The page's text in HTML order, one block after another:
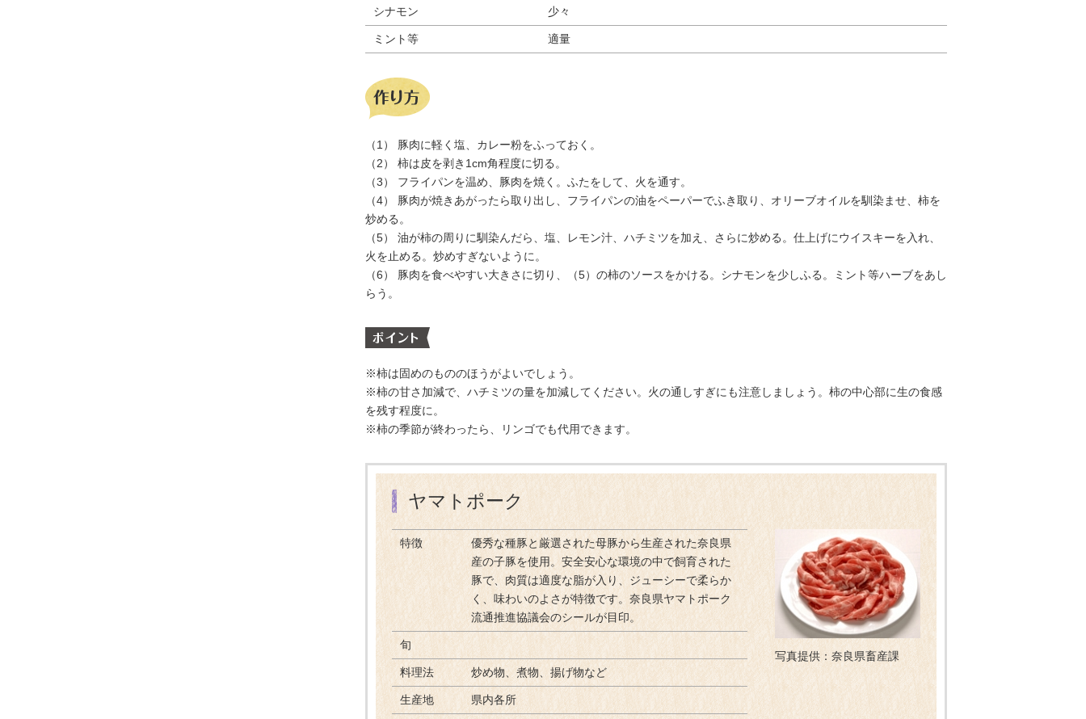
シナモン 少々
ミント等 適量
（1） 豚肉に軽く塩、カレー粉をふっておく。
（2） 柿は皮を剥き1cm角程度に切る。
（3） フライパンを温め、豚肉を焼く。ふたをして、火を通す。
（4） 豚肉が焼きあがったら取り出し、フライパンの油をペーパーでふき取り、オリーブオイルを馴染ませ、柿を
炒める。
（5） 油が柿の周りに馴染んだら、塩、レモン汁、ハチミツを加え、さらに炒める。仕上げにウイスキーを入れ、
火を止める。炒めすぎないように。
（6） 豚肉を食べやすい大きさに切り、（5）の柿のソースをかける。シナモンを少しふる。ミント等ハーブをあし
らう。
※柿は固めのもののほうがよいでしょう。
※柿の甘さ加減で、ハチミツの量を加減してください。火の通しすぎにも注意しましょう。柿の中心部に生の食感
を残す程度に。
※柿の季節が終わったら、リンゴでも代用できます。
ヤマトポーク
特徴
優秀な種豚と厳選された母豚から生産された奈良県
産の子豚を使用。安全安心な環境の中で飼育された
豚で、肉質は適度な脂が入り、ジューシーで柔らか
く、味わいのよさが特徴です。奈良県ヤマトポーク
流通推進協議会のシールが目印。
旬
料理法 炒め物、煮物、揚げ物など
生産地 県内各所
写真提供：奈良県畜産課